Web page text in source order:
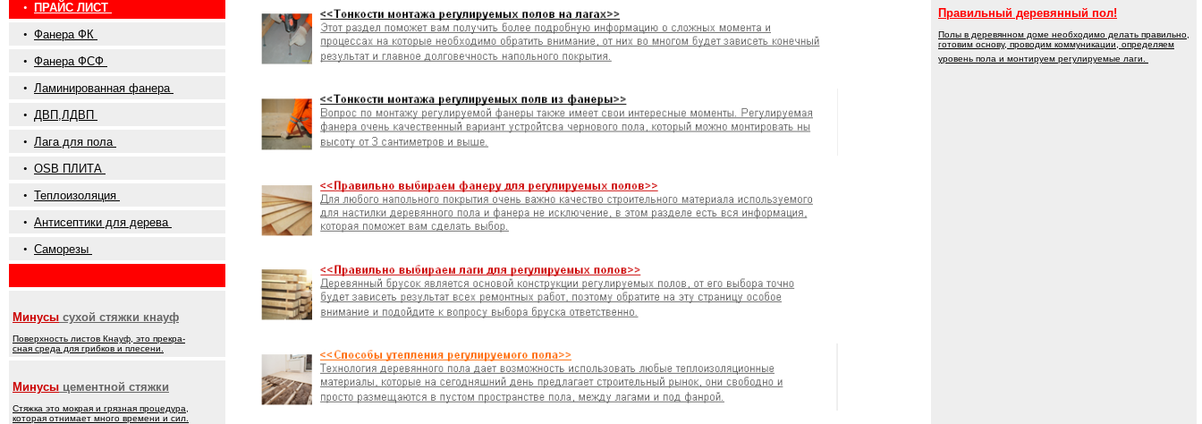
•
ПРАЙС ЛИСТ
• Фанера ФК
• Фанера ФСФ
• Ламинированная фанера
• ДВП,ЛДВП
• Лага для пола
• OSB ПЛИТА
• Теплоизоляция
• Антисептики для дерева
• Саморезы
Минусы сухой стяжки кнауф
Поверхность листов Кнауф, это прекра-
сная среда для грибков и плесени.
Минусы цементной стяжки
Стяжка это мокрая и грязная процедура,
которая отнимает много времени и сил.
Правильный деревянный пол!
Полы в деревянном доме необходимо делать правильно,
готовим основу, проводим коммуникации, определяем
уровень пола и монтируем регулируемые лаги.